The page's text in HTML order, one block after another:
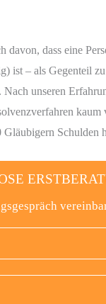
davon, dass eine
ist – als Gegenteil
unseren
kaum
Gläubigern Schulden